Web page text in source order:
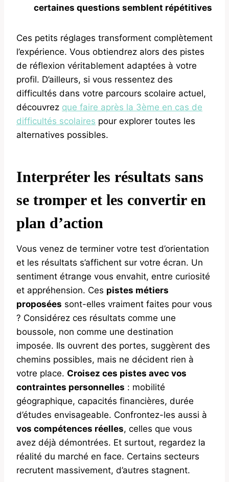
certaines questions semblent répétitives
Ces petits réglages transforment complètement
l’expérience. Vous obtiendrez alors des pistes
de réflexion véritablement adaptées à votre
profil. D’ailleurs, si vous ressentez des
difficultés dans votre parcours scolaire actuel,
découvrez que faire après la 3ème en cas de
difficultés scolaires pour explorer toutes les
alternatives possibles.
Interpréter les résultats sans
se tromper et les convertir en
plan d’action
Vous venez de terminer votre test d’orientation
et les résultats s’affichent sur votre écran. Un
sentiment étrange vous envahit, entre curiosité
et appréhension. Ces pistes métiers
proposées sont-elles vraiment faites pour vous
? Considérez ces résultats comme une
boussole, non comme une destination
imposée. Ils ouvrent des portes, suggèrent des
chemins possibles, mais ne décident rien à
votre place. Croisez ces pistes avec vos
contraintes personnelles : mobilité
géographique, capacités financières, durée
d’études envisageable. Confrontez-les aussi à
vos compétences réelles, celles que vous
avez déjà démontrées. Et surtout, regardez la
réalité du marché en face. Certains secteurs
recrutent massivement, d’autres stagnent.